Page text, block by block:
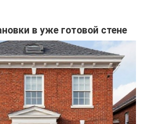
в уже готовой стене